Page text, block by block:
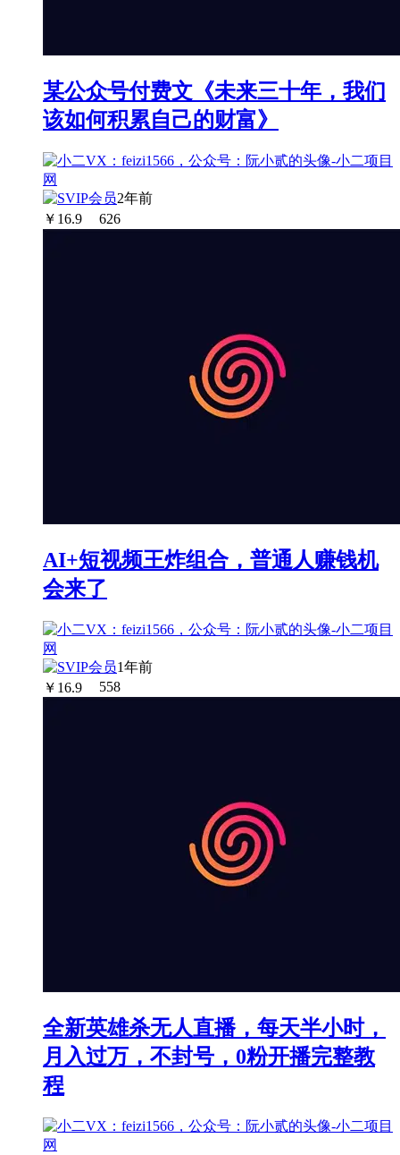
某公众号付费文《未来三十年，我们
该如何积累自己的财富》
2年前
￥ 16.9 626
AI+短视频王炸组合，普通人赚钱机
会来了
1年前
￥ 16.9 558
全新英雄杀无人直播，每天半小时，
月入过万，不封号，0粉开播完整教
程